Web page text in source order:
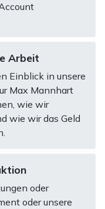
Arbeit
Einblick in unsere
Max Mannhart
wie wir
wie wir das Geld
oder
oder unsere